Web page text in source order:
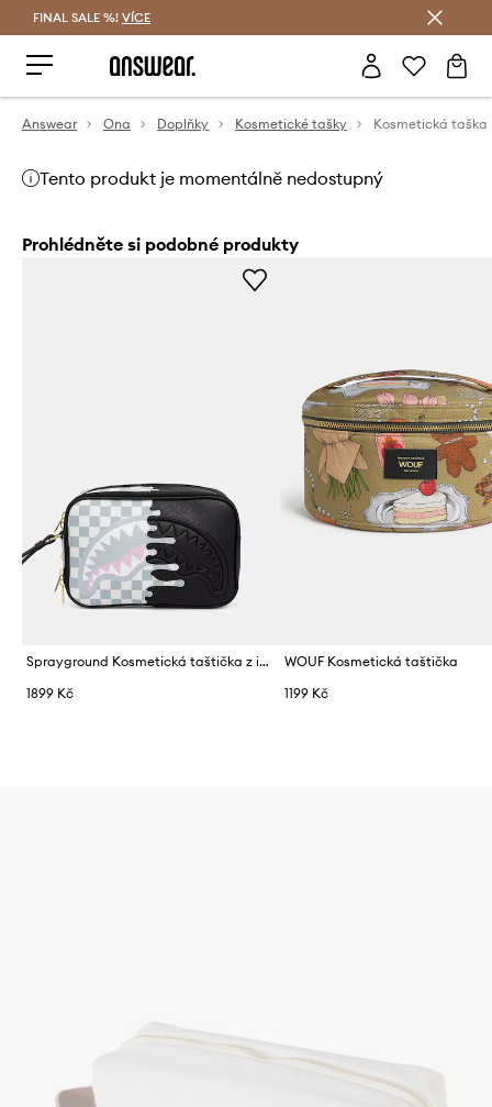
FINAL SALE %! VÍCE
Answear Ona Doplňky Kosmetické tašky
Tento produkt je momentálně nedostupný
Prohlédněte si podobné produkty
Sprayground Kosmetická taštička z imitace kůže
1899 Kč
WOUF Kosmetická taštička
1199 Kč